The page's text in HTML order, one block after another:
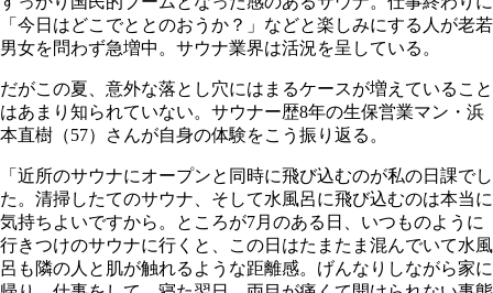
「今日はどこでととのおうか？」などと楽しみにする人が老若
男女を問わず急増中。サウナ業界は活況を呈している。
だがこの夏、意外な落とし穴にはまるケースが増えていること
はあまり知られていない。サウナー歴8年の生保営業マン・浜
本直樹（57）さんが自身の体験をこう振り返る。
「近所のサウナにオープンと同時に飛び込むのが私の日課でし
た。清掃したてのサウナ、そして水風呂に飛び込むのは本当に
気持ちよいですから。ところが7月のある日、いつものように
行きつけのサウナに行くと、この日はたまたま混んでいて水風
呂も隣の人と肌が触れるような距離感。げんなりしながら家に